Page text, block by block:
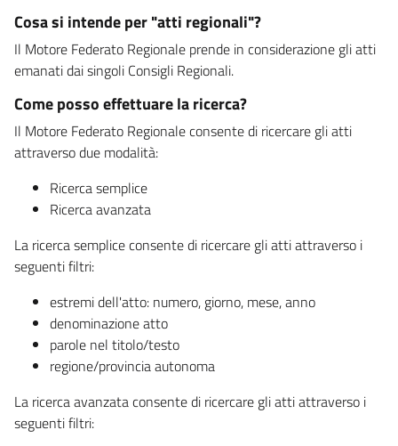
Cosa si intende per "atti regionali"?
Il Motore Federato Regionale prende in considerazione gli atti
emanati dai singoli Consigli Regionali.
Come posso effettuare la ricerca?
Il Motore Federato Regionale consente di ricercare gli atti
attraverso due modalità:
Ricerca semplice
Ricerca avanzata
La ricerca semplice consente di ricercare gli atti attraverso i
seguenti filtri:
estremi dell'atto: numero, giorno, mese, anno
denominazione atto
parole nel titolo/testo
regione/provincia autonoma
La ricerca avanzata consente di ricercare gli atti attraverso i
seguenti filtri: